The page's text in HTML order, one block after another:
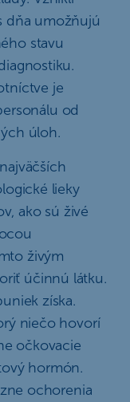
dňa umožňujú
stavu
je
od
úloh.
lieky
ako sú živé
živým
účinnú látku.
získa.
niečo hovorí
očkovacie
hormón.
ochorenia